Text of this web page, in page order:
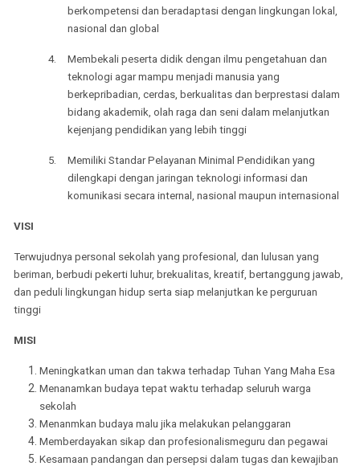
berkompetensi dan beradaptasi dengan lingkungan lokal,
nasional dan global
4.
Membekali peserta didik dengan ilmu pengetahuan dan
teknologi agar mampu menjadi manusia yang
berkepribadian, cerdas, berkualitas dan berprestasi dalam
bidang akademik, olah raga dan seni dalam melanjutkan
kejenjang pendidikan yang lebih tinggi
5.
Memiliki Standar Pelayanan Minimal Pendidikan yang
dilengkapi dengan jaringan teknologi informasi dan
komunikasi secara internal, nasional maupun internasional
VISI
Terwujudnya personal sekolah yang profesional, dan lulusan yang
beriman, berbudi pekerti luhur, brekualitas, kreatif, bertanggung jawab,
dan peduli lingkungan hidup serta siap melanjutkan ke perguruan
tinggi
MISI
Meningkatkan uman dan takwa terhadap Tuhan Yang Maha Esa
Menanamkan budaya tepat waktu terhadap seluruh warga
sekolah
Menanmkan budaya malu jika melakukan pelanggaran
Memberdayakan sikap dan profesionalismeguru dan pegawai
Kesamaan pandangan dan persepsi dalam tugas dan kewajiban